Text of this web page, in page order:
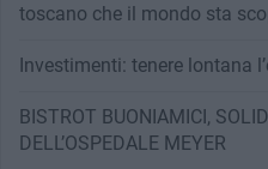
toscano che il mondo sta
Investimenti: tenere lontana
BISTROT BUONIAMICI,
DELL’OSPEDALE MEYER